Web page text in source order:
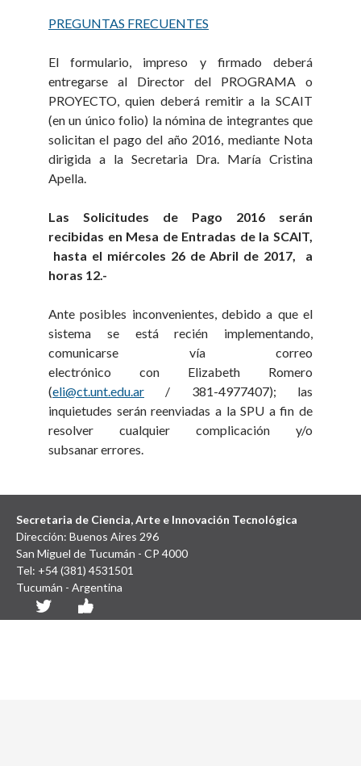
PREGUNTAS FRECUENTES
El formulario, impreso y firmado deberá
entregarse al Director del PROGRAMA o
PROYECTO, quien deberá remitir a la SCAIT
(en un único folio) la nómina de integrantes que
solicitan el pago del año 2016, mediante Nota
dirigida a la Secretaria Dra. María Cristina
Apella.
Las Solicitudes de Pago 2016 serán
recibidas en Mesa de Entradas de la SCAIT,
hasta el miércoles 26 de Abril de 2017, a
horas 12.-
Ante posibles inconvenientes, debido a que el
sistema se está recién implementando,
comunicarse vía correo
electrónico con Elizabeth Romero
(eli@ct.unt.edu.ar / 381-4977407); las
inquietudes serán reenviadas a la SPU a fin de
resolver cualquier complicación y/o
subsanar errores.
Secretaria de Ciencia, Arte e Innovación Tecnológica
Dirección: Buenos Aires 296
San Miguel de Tucumán - CP 4000
Tel: +54 (381) 4531501
Tucumán - Argentina